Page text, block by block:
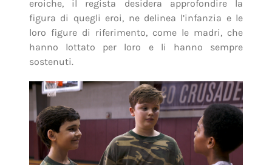
eroiche, il regista desidera approfondire la
figura di quegli eroi, ne delinea l’infanzia e le
loro figure di riferimento, come le madri, che
hanno lottato per loro e li hanno sempre
sostenuti.